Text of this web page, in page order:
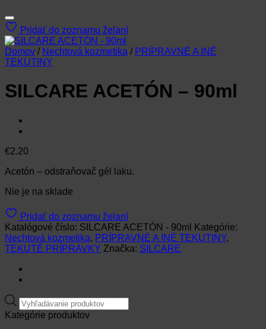
Pridať do zoznamu želaní
Domov / Nechtová kozmetika / PRÍPRAVNÉ A INÉ
TEKUTINY
SILCARE ACETÓN – 90ml
€2.20
Acetón – odstraňovač gél laku.
Nie je na sklade
Pridať do zoznamu želaní
Katalógové číslo: SILCARE ACETÓN - 90ml
Kategórie:
Nechtová kozmetika, PRÍPRAVNÉ A INÉ TEKUTINY,
TEKUTÉ PRÍPRAVKY Značka: SILCARE
Products
search
Kategórie produktov